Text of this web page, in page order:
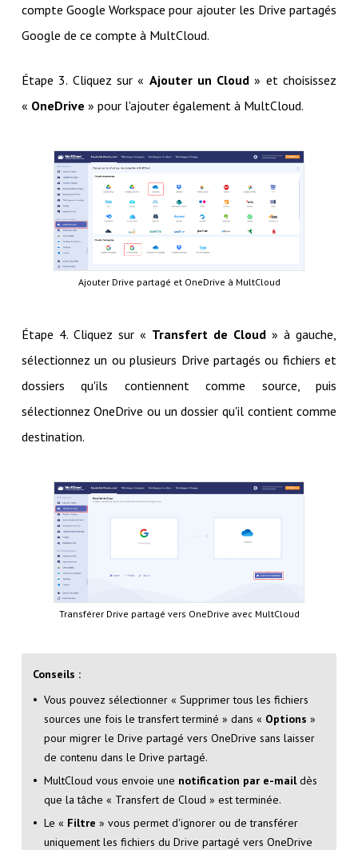
compte Google Workspace pour ajouter les Drive partagés
Google de ce compte à MultCloud.
Étape 3. Cliquez sur « Ajouter un Cloud » et choisissez
« OneDrive » pour l'ajouter également à MultCloud.
Ajouter Drive partagé et OneDrive à MultCloud
Étape 4. Cliquez sur « Transfert de Cloud » à gauche,
sélectionnez un ou plusieurs Drive partagés ou fichiers et
dossiers qu'ils contiennent comme source, puis
sélectionnez OneDrive ou un dossier qu'il contient comme
destination.
Transférer Drive partagé vers OneDrive avec MultCloud
Conseils :
Vous pouvez sélectionner « Supprimer tous les fichiers
sources une fois le transfert terminé » dans « Options »
pour migrer le Drive partagé vers OneDrive sans laisser
de contenu dans le Drive partagé.
MultCloud vous envoie une notification par e-maildès
que la tâche « Transfert de Cloud » est terminée.
Le « Filtre » vous permet d'ignorer ou de transférer
uniquement les fichiers du Drive partagé vers OneDrive